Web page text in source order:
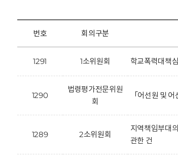
번호 회의구분
1291 1소위원회 학교폭력대책
1290
법령평가전문위원
회
「어선원 및
1289 2소위원회
지역책임부대
관한 건